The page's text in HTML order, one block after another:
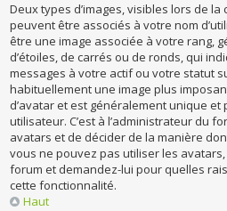
Deux types d’images, visibles lors de
peuvent être associés à votre nom
être une image associée à votre rang,
d’étoiles, de carrés ou de ronds, qui
messages à votre actif ou votre statut
habituellement une image plus
d’avatar et est généralement unique
utilisateur. C’est à l’administrateur du
avatars et de décider de la manière
vous ne pouvez pas utiliser les
forum et demandez-lui pour quelles
cette fonctionnalité.
Haut